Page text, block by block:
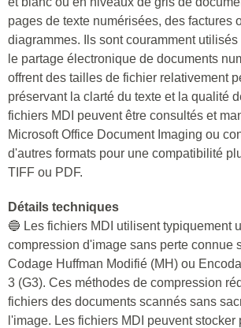
pages de texte numérisées, des factures
diagrammes. Ils sont couramment
le partage électronique de documents
offrent des tailles de fichier relativement
préservant la clarté du texte et la qualité
fichiers MDI peuvent être consultés et
Microsoft Office Document Imaging ou
d'autres formats pour une compatibilité
TIFF ou PDF.
Détails techniques
🔵 Les fichiers MDI utilisent typiquement
compression d'image sans perte connue
Codage Huffman Modifié (MH) ou
3 (G3). Ces méthodes de compression
fichiers des documents scannés sans
l'image. Les fichiers MDI peuvent